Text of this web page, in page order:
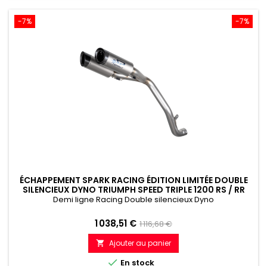
-7%
-7%
ÉCHAPPEMENT SPARK RACING ÉDITION LIMITÉE DOUBLE
SILENCIEUX DYNO TRIUMPH SPEED TRIPLE 1200 RS / RR
(2021–2024)
Demi ligne Racing Double silencieux Dyno
Prix
1 038,51 € Prix
de
référence
1 116,68 €
 Ajouter au panier
 En stock